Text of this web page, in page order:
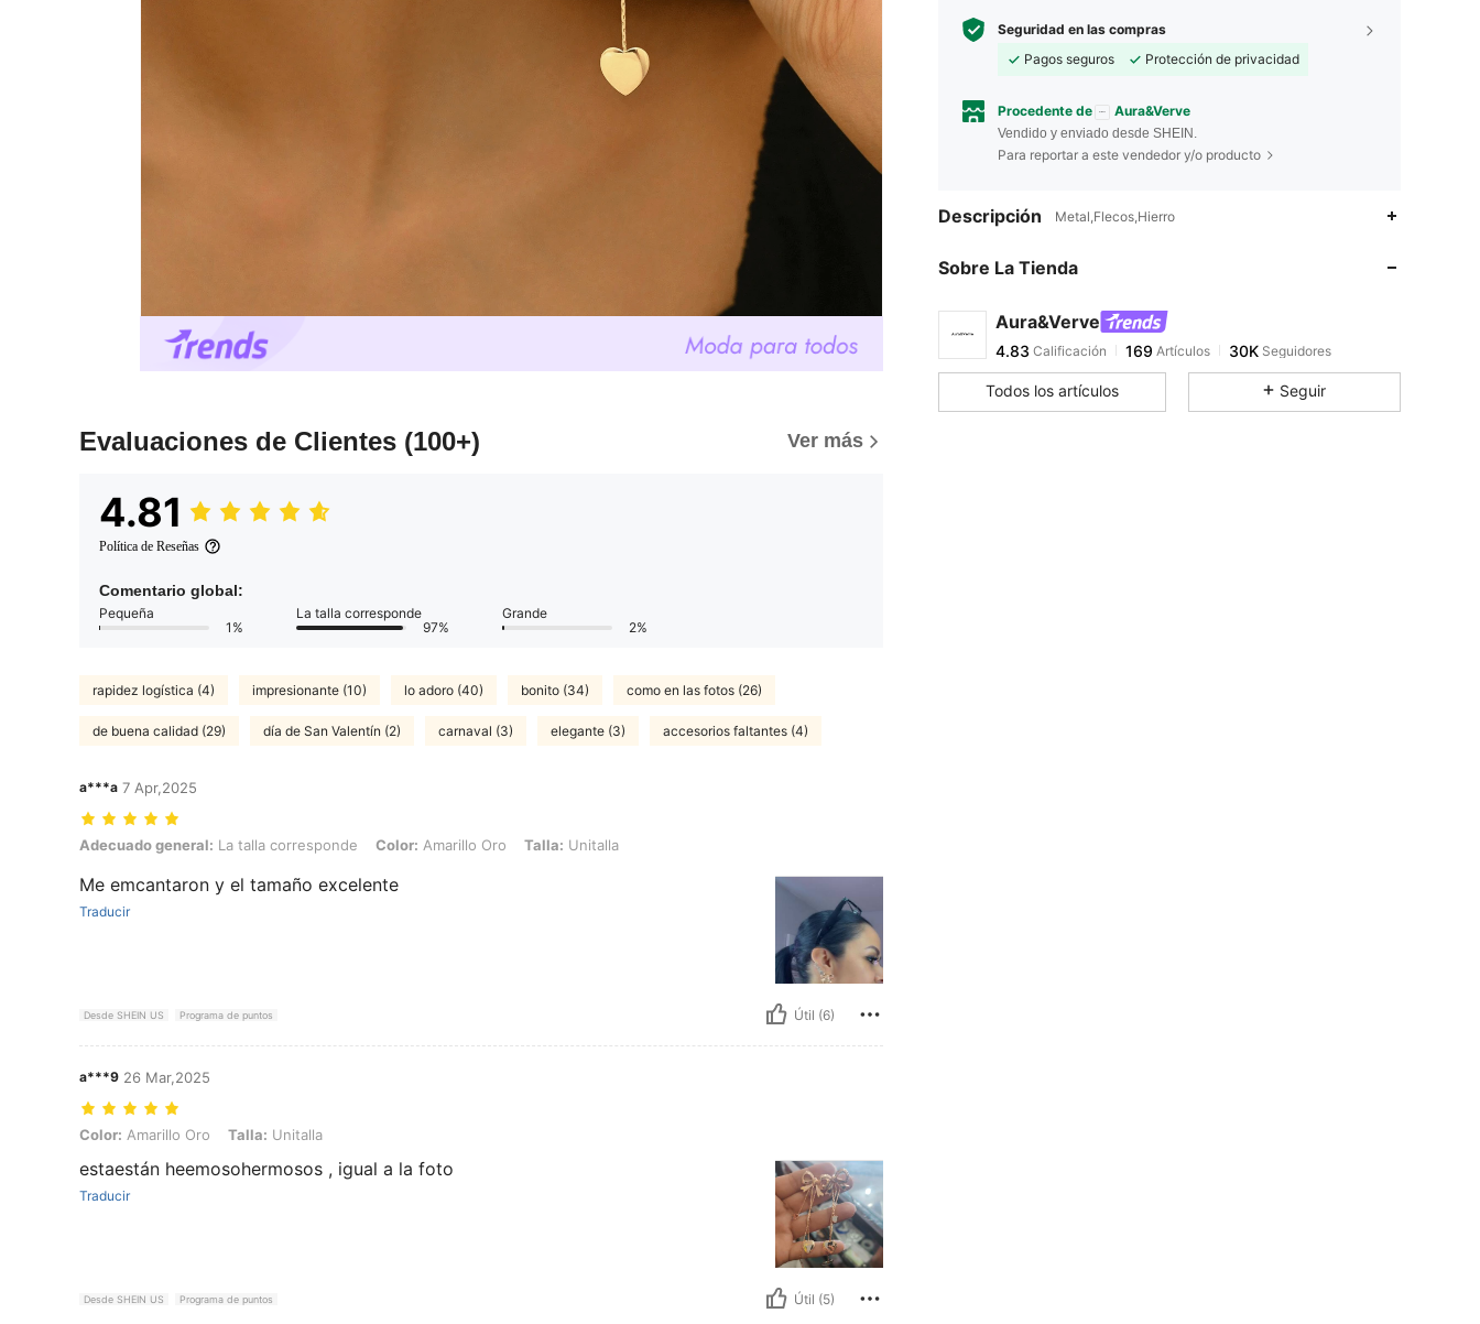
Evaluaciones de Clientes (100+) Ver más
4.81
Política de Reseñas
Comentario global:
Pequeña
1%
La talla corresponde
97%
Grande
2%
rapidez logística (4) impresionante (10) lo adoro (40) bonito (34) como en las fotos (26)
de buena calidad (29) día de San Valentín (2) carnaval (3) elegante (3) accesorios faltantes (4)
a***a 7 Apr,2025
Adecuado general: La talla corresponde, Color: Amarillo Oro, Talla: Unitalla
Adecuado general: La talla corresponde Color: Amarillo Oro Talla: Unitalla
Me emcantaron y el tamaño excelente
Traducir
Desde SHEIN US Programa de puntos Útil (6)
a***9 26 Mar,2025
Color: Amarillo Oro, Talla: Unitalla
Color: Amarillo Oro Talla: Unitalla
estaestán heemosohermosos , igual a la foto
Traducir
Desde SHEIN US Programa de puntos Útil (5)
Seguridad en las compras
Pagos seguros
Protección de privacidad
Procedente de Aura&Verve
Vendido y enviado desde SHEIN.
Para reportar a este vendedor y/o producto
Descripción Metal,Flecos,Hierro
Sobre La Tienda
Aura&Verve
4.83
4.83Calificación 169Artículos
1***5pagó Hace 14 horas
4.83
Todos los artículos Seguir